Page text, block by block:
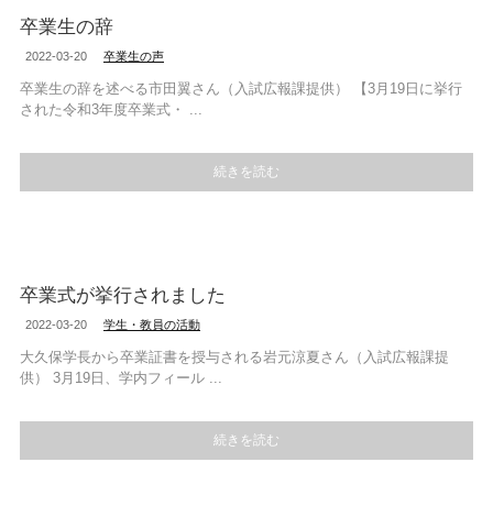
卒業生の辞
2022-03-20 卒業生の声
卒業生の辞を述べる市田翼さん（入試広報課提供） 【3月19日に挙行
された令和3年度卒業式・ ...
続きを読む
卒業式が挙行されました
2022-03-20 学生・教員の活動
大久保学長から卒業証書を授与される岩元涼夏さん（入試広報課提
供） 3月19日、学内フィール ...
続きを読む